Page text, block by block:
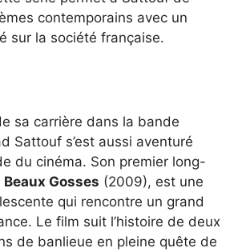
contemporains avec un
sur la société française.
sa carrière dans la bande
Sattouf s’est aussi aventuré
du cinéma. Son premier long-
Beaux Gosses (2009), est une
qui rencontre un grand
Le film suit l’histoire de deux
de banlieue en pleine quête de